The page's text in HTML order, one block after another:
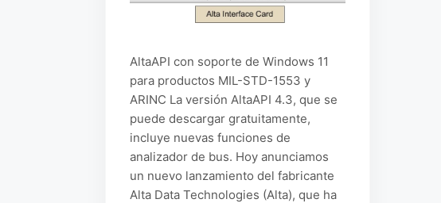
AltaAPI con soporte de Windows 11
para productos MIL-STD-1553 y
ARINC La versión AltaAPI 4.3, que se
puede descargar gratuitamente,
incluye nuevas funciones de
analizador de bus. Hoy anunciamos
un nuevo lanzamiento del fabricante
Alta Data Technologies (Alta), que ha